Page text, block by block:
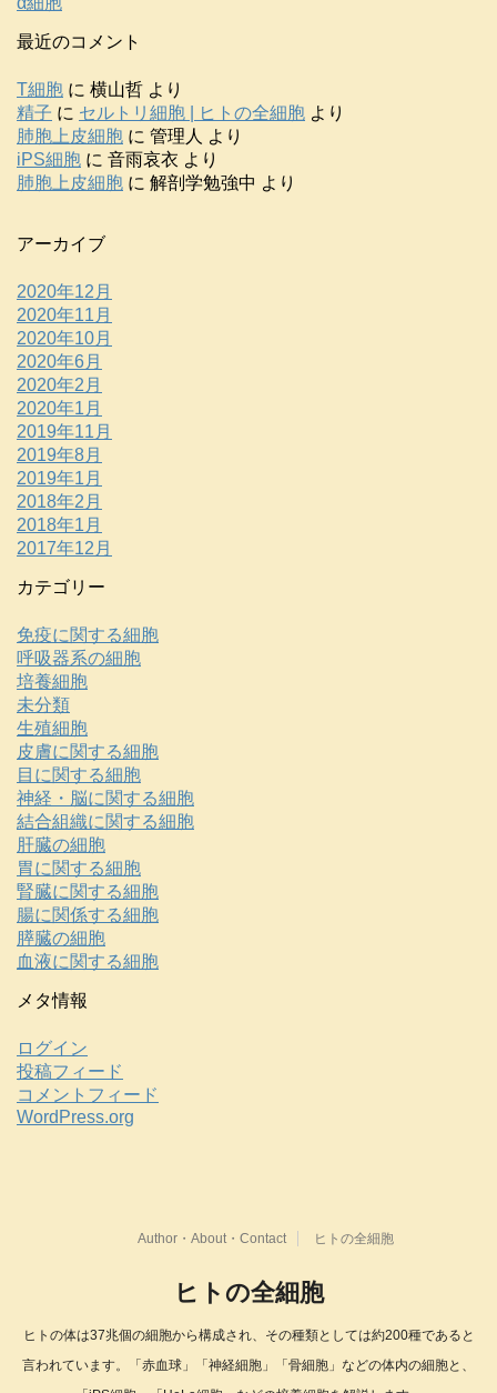
最近のコメント
T細胞 に 横山哲 より
精子 に セルトリ細胞 | ヒトの全細胞 より
肺胞上皮細胞 に 管理人 より
iPS細胞 に 音雨哀衣 より
肺胞上皮細胞 に 解剖学勉強中 より
アーカイブ
2020年12月
2020年11月
2020年10月
2020年6月
2020年2月
2020年1月
2019年11月
2019年8月
2019年1月
2018年2月
2018年1月
2017年12月
カテゴリー
免疫に関する細胞
呼吸器系の細胞
培養細胞
未分類
生殖細胞
皮膚に関する細胞
目に関する細胞
神経・脳に関する細胞
結合組織に関する細胞
肝臓の細胞
胃に関する細胞
腎臓に関する細胞
腸に関係する細胞
膵臓の細胞
血液に関する細胞
メタ情報
ログイン
投稿フィード
コメントフィード
WordPress.org
Author・About・Contact ヒトの全細胞
ヒトの全細胞
ヒトの体は37兆個の細胞から構成され、その種類としては約200種であると
言われています。「赤血球」「神経細胞」「骨細胞」などの体内の細胞と、